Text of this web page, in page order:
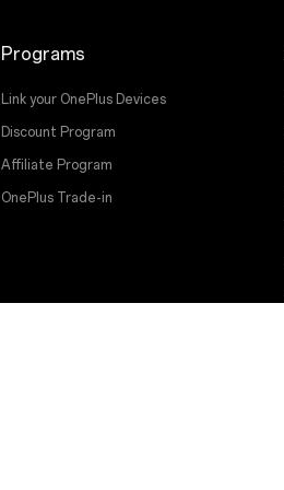
Programs
Link your OnePlus Devices
Discount Program
Affiliate Program
OnePlus Trade-in